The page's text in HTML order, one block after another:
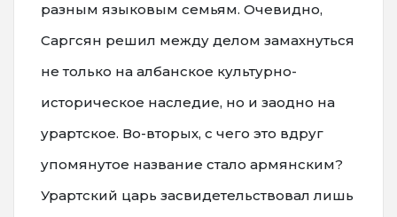
разным языковым семьям. Очевидно,
Саргсян решил между делом замахнуться
не только на албанское культурно-
историческое наследие, но и заодно на
урартское. Во-вторых, с чего это вдруг
упомянутое название стало армянским?
Урартский царь засвидетельствовал лишь